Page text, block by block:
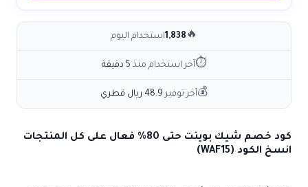
🔥
1,838استخدام اليوم
⏱آخر استخدام منذ 5 دقيقة
💰آخر توفير 48.9 ريال قطري
كود خصم شيك بوينت حتى 80% فعال على كل المنتجات
انسخ الكود (WAF15)